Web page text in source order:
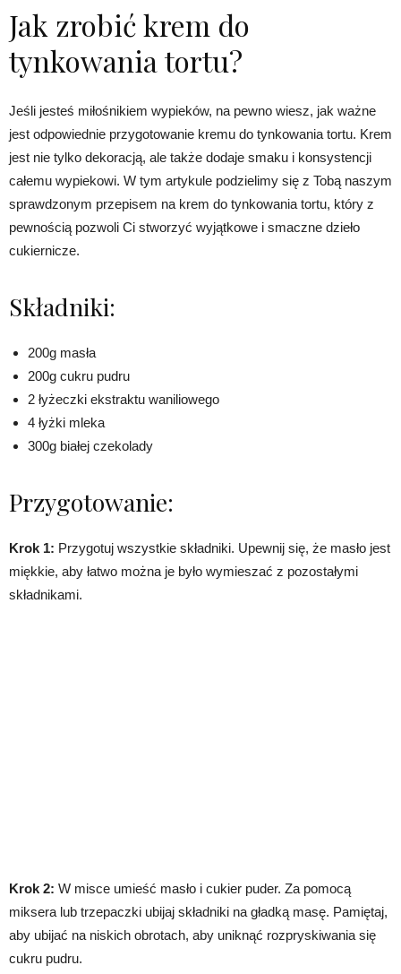
Jak zrobić krem do
tynkowania tortu?
Jeśli jesteś miłośnikiem wypieków, na pewno wiesz, jak ważne
jest odpowiednie przygotowanie kremu do tynkowania tortu. Krem
jest nie tylko dekoracją, ale także dodaje smaku i konsystencji
całemu wypiekowi. W tym artykule podzielimy się z Tobą naszym
sprawdzonym przepisem na krem do tynkowania tortu, który z
pewnością pozwoli Ci stworzyć wyjątkowe i smaczne dzieło
cukiernicze.
Składniki:
200g masła
200g cukru pudru
2 łyżeczki ekstraktu waniliowego
4 łyżki mleka
300g białej czekolady
Przygotowanie:
Krok 1: Przygotuj wszystkie składniki. Upewnij się, że masło jest
miękkie, aby łatwo można je było wymieszać z pozostałymi
składnikami.
Krok 2: W misce umieść masło i cukier puder. Za pomocą
miksera lub trzepaczki ubijaj składniki na gładką masę. Pamiętaj,
aby ubijać na niskich obrotach, aby uniknąć rozpryskiwania się
cukru pudru.